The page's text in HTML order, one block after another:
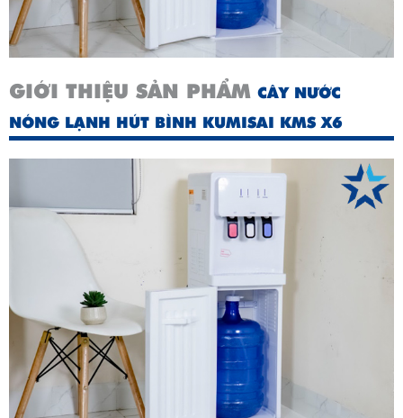
GIỚI THIỆU SẢN PHẨM CÂY NƯỚC
NÓNG LẠNH HÚT BÌNH KUMISAI KMS X6